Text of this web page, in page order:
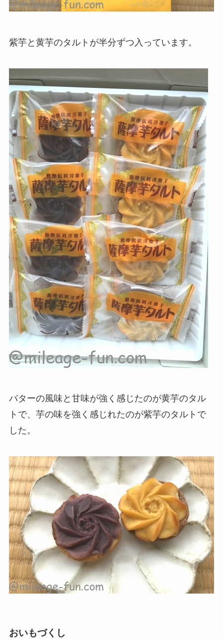
紫芋と黄芋のタルトが半分ずつ入っています。
バターの風味と甘味が強く感じたのが黄芋のタル
トで、芋の味を強く感じれたのが紫芋のタルトで
した。
おいもづくし